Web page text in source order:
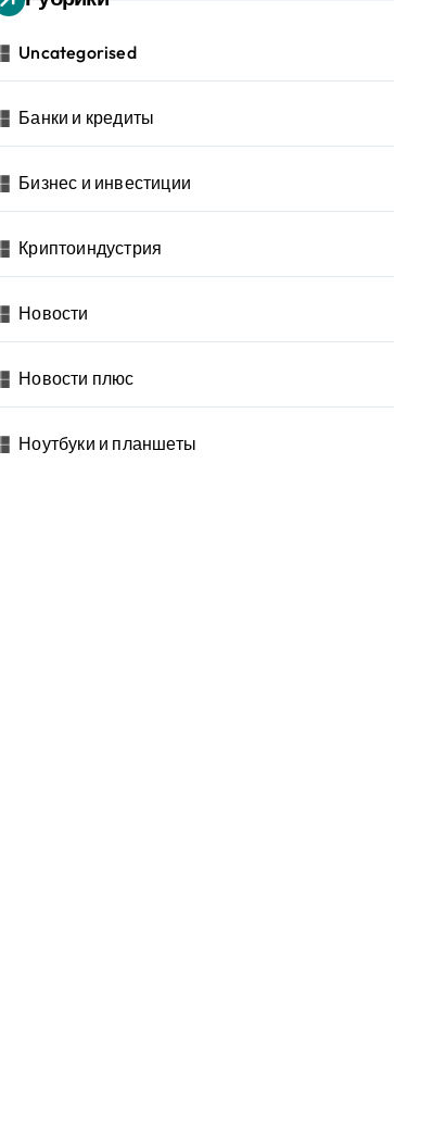
Uncategorised
Банки и кредиты
Бизнес и инвестиции
Криптоиндустрия
Новости
Новости плюс
Ноутбуки и планшеты